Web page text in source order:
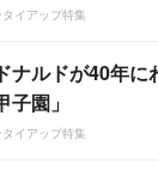
イアップ特集
ナルドが40年に
子園」
イアップ特集